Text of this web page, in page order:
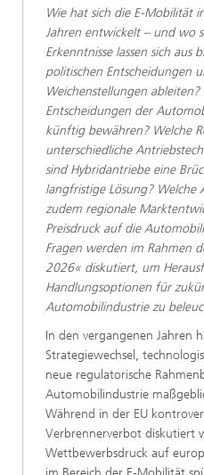
​Wie hat sich die E-Mobilität
Jahren entwickelt – und wo
Erkenntnisse lassen sich aus
politischen Entscheidungen
Weichenstellungen
Entscheidungen der
künftig bewähren? Welche
unterschiedliche
sind Hybridantriebe eine
langfristige Lösung? Welche
zudem regionale
Preisdruck auf die
Fragen werden im Rahmen
2026« diskutiert, um
Handlungsoptionen für
Automobilindustrie zu
I​​​n den vergangenen Jahren
Strategiewechsel,
neue regulatorische
Automobilindustrie
Während in der EU
Verbrennerverbot diskutiert
Wettbewerbsdruck auf